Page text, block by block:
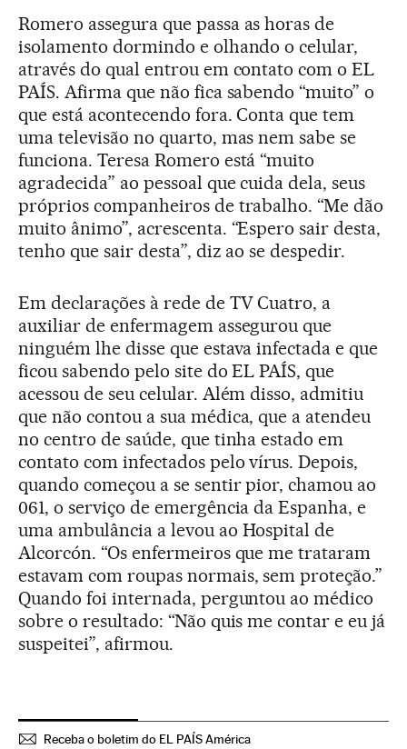
Romero assegura que passa as horas de
isolamento dormindo e olhando o celular,
através do qual entrou em contato com o EL
PAÍS. Afirma que não fica sabendo “muito” o
que está acontecendo fora. Conta que tem
uma televisão no quarto, mas nem sabe se
funciona. Teresa Romero está “muito
agradecida” ao pessoal que cuida dela, seus
próprios companheiros de trabalho. “Me dão
muito ânimo”, acrescenta. “Espero sair desta,
tenho que sair desta”, diz ao se despedir.
Em declarações à rede de TV Cuatro, a
auxiliar de enfermagem assegurou que
ninguém lhe disse que estava infectada e que
ficou sabendo pelo site do EL PAÍS, que
acessou de seu celular. Além disso, admitiu
que não contou a sua médica, que a atendeu
no centro de saúde, que tinha estado em
contato com infectados pelo vírus. Depois,
quando começou a se sentir pior, chamou ao
061, o serviço de emergência da Espanha, e
uma ambulância a levou ao Hospital de
Alcorcón. “Os enfermeiros que me trataram
estavam com roupas normais, sem proteção.”
Quando foi internada, perguntou ao médico
sobre o resultado: “Não quis me contar e eu já
suspeitei”, afirmou.
Receba o boletim do EL PAÍS América